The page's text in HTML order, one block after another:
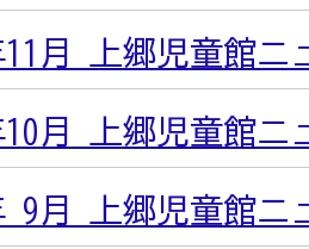
11月 上郷児童館ニ
10月 上郷児童館ニ
9月 上郷児童館ニ